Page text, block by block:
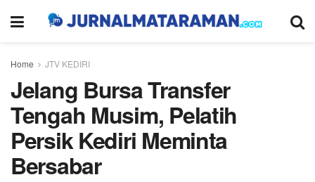
Home JTV KEDIRI
Jelang Bursa Transfer
Tengah Musim, Pelatih
Persik Kediri Meminta
Bersabar